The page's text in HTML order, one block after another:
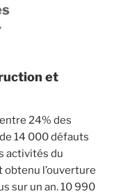
et
24% des
14 000 défauts
activités du
obtenu l’ouverture
sur un an. 10 990